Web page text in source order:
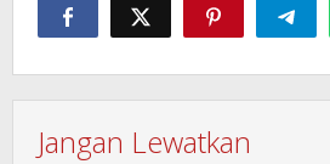
Jangan Lewatkan